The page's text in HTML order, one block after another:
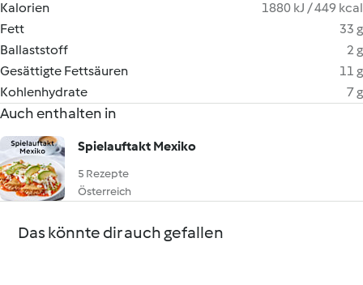
Kalorien
1880 kJ / 449 kcal
Fett
33 g
Ballaststoff
2 g
Gesättigte Fettsäuren
11 g
Kohlenhydrate
7 g
Auch enthalten in
Spielauftakt Mexiko
5 Rezepte
Österreich
Das könnte dir auch gefallen